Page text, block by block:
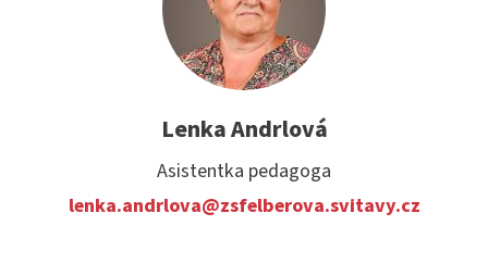
Lenka Andrlová
Asistentka pedagoga
lenka.andrlova@zsfelberova.svitavy.cz